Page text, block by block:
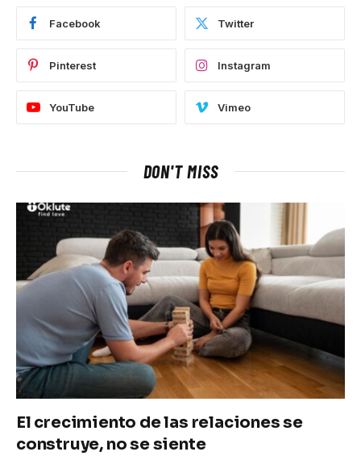
Facebook Twitter
Pinterest Instagram
YouTube Vimeo
DON'T MISS
El crecimiento de las relaciones se
construye, no se siente